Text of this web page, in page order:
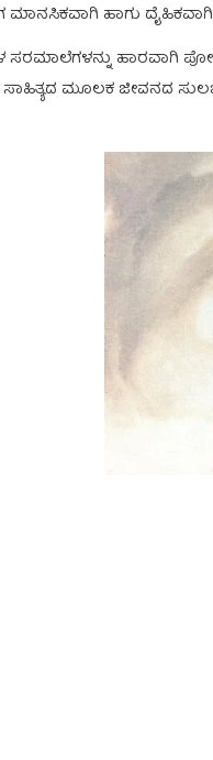
ಹಾಗು ದೈಹಿಕವಾಗಿ
ಸರಮಾಲೆಗಳನ್ನು ಹಾರವಾಗಿ
ಮೂಲಕ ಜೀವನದ